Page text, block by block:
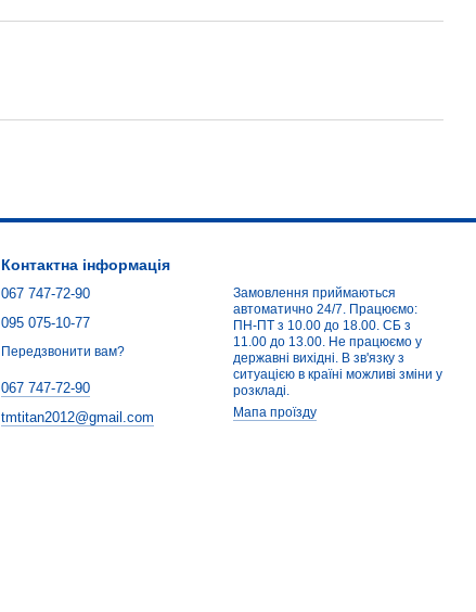
Контактна інформація
067 747-72-90
095 075-10-77
Передзвонити вам?
067 747-72-90
tmtitan2012@gmail.com
Замовлення приймаються
автоматично 24/7. Працюємо:
ПН-ПТ з 10.00 до 18.00. СБ з
11.00 до 13.00. Не працюємо у
державні вихідні. В зв'язку з
ситуацією в країні можливі зміни у
розкладі.
Мапа проїзду